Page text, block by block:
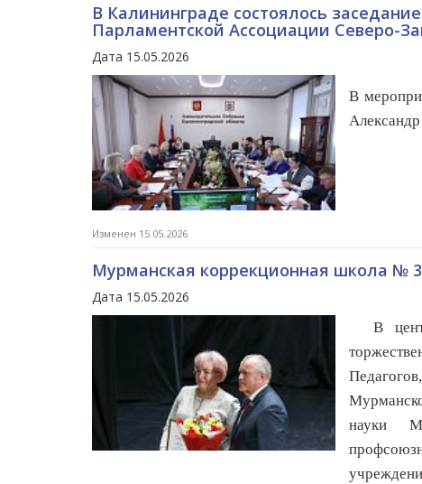
В Калининграде состоялось
Парламентской Ассоциации Северо-
Дата 15.05.2026
В
Изменен 15.05.2026
Мурманская коррекционная школа №
Дата 15.05.2026
В
науки